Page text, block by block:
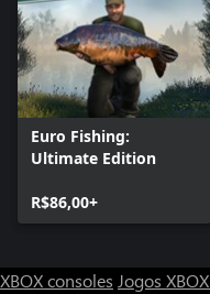
Euro Fishing:
Ultimate Edition
R$86,00+
XBOX consoles Jogos XBOX